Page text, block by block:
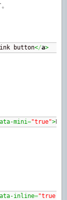
button</a>
mini="true">
inline="true"